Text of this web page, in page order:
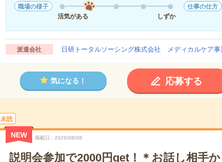
職場の様子
活気がある
しずか
仕事の仕方
派遣会社 日研トータルソーシング株式会社 メディカルケア事
気になる！ 応募する
未読
NEW 掲載日 2026/08/08
説明会参加で2000円get！＊お話し相手